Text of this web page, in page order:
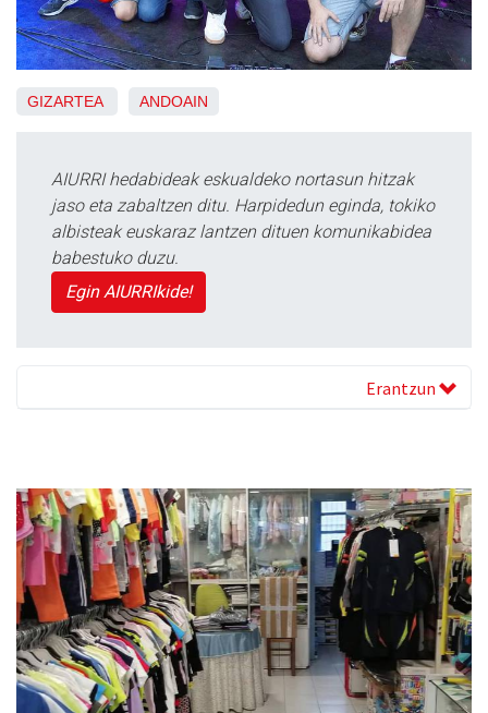
GIZARTEA ANDOAIN
AIURRI hedabideak eskualdeko nortasun hitzak
jaso eta zabaltzen ditu. Harpidedun eginda, tokiko
albisteak euskaraz lantzen dituen komunikabidea
babestuko duzu.
Egin AIURRIkide!
Erantzun